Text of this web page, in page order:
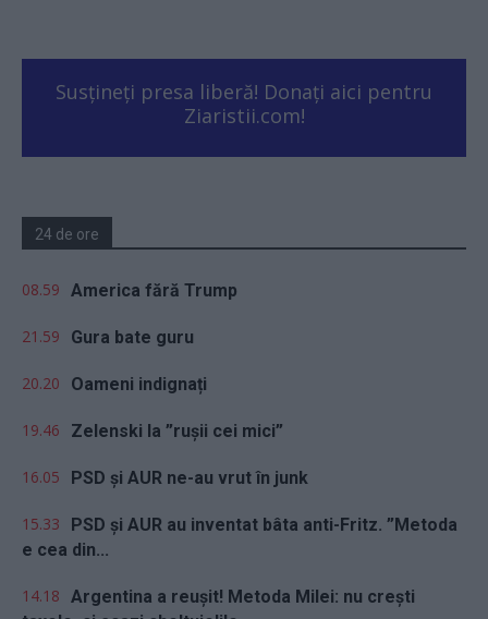
Susțineți presa liberă! Donați aici pentru
Ziaristii.com!
24 de ore
08.59 America fără Trump
21.59 Gura bate guru
20.20 Oameni indignați
19.46 Zelenski la ”rușii cei mici”
16.05 PSD și AUR ne-au vrut în junk
15.33
PSD și AUR au inventat bâta anti-Fritz. ”Metoda
e cea din...
14.18 Argentina a reușit! Metoda Milei: nu crești